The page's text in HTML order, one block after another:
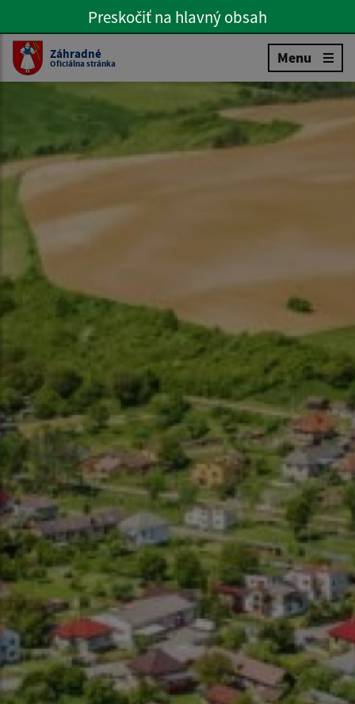
Preskočiť na hlavné menu
Preskočiť na hlavný obsah
Slovenčina
Záhradné
Oficiálna stránka Menu